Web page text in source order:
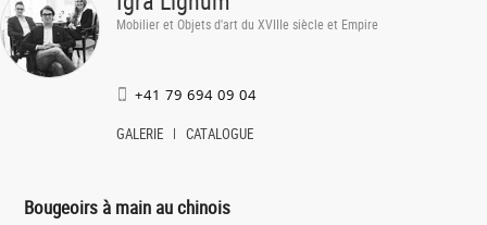
Mobilier et Objets d'art du XVIIIe siècle et Empire
+41 79 694 09 04
GALERIE CATALOGUE
Bougeoirs à main au chinois